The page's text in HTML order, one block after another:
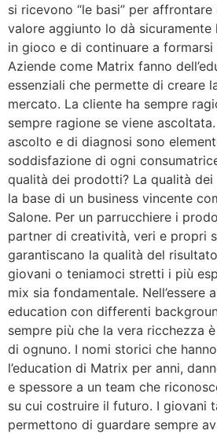
si ricevono “le basi” per
valore aggiunto lo dà
in gioco e di continuare a formarsi
Aziende come Matrix fanno
essenziali che permette di creare
mercato. La cliente ha sempre
sempre ragione se viene
ascolto e di diagnosi sono
soddisfazione di ogni
qualità dei prodotti? La qualità
la base di un business vincente
Salone. Per un parrucchiere i
partner di creatività, veri e propri
garantiscano la qualità del
giovani o teniamoci stretti i più
mix sia fondamentale. Nell’essere
education con differenti
sempre più che la vera ricchezza
di ognuno. I nomi storici che
l’education di Matrix per anni,
e spessore a un team che
su cui costruire il futuro. I giovani
permettono di guardare sempre